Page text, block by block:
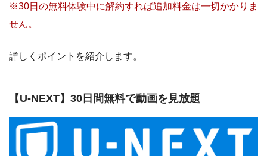
※30日の無料体験中に解約すれば追加料金は一切かかりま
せん。
詳しくポイントを紹介します。
【U-NEXT】30日間無料で動画を見放題